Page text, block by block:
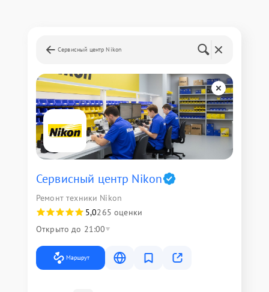
Сервисный центр Nikon
Сервисный центр Nikon
Ремонт техники Nikon
5,0265 оценки
Открыто до 21:00
Маршрут